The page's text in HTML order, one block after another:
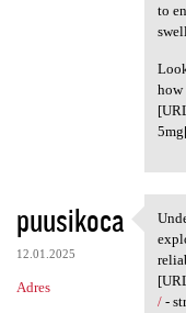
to
how
puusikoca
12.01.2025
Adres
/-